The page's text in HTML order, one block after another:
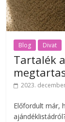
Blog Divat
Tartalék
2023.
Előfordult már,